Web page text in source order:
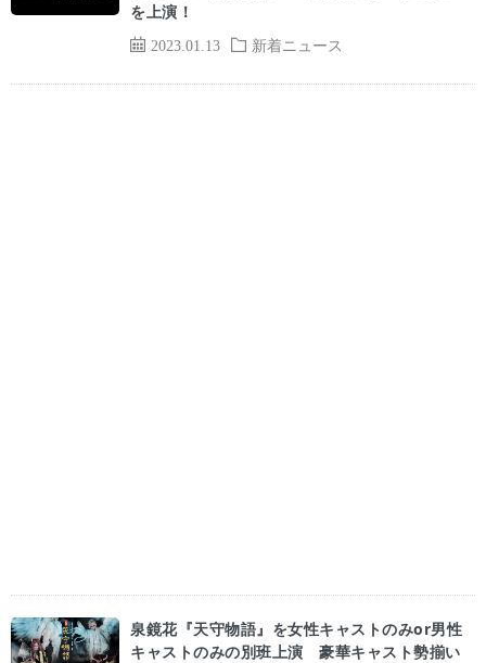
2023.01.13 新着ニュース
を上演！
泉鏡花『天守物語』を女性キャストのみor男性
キャストのみの別班上演 豪華キャスト勢揃い